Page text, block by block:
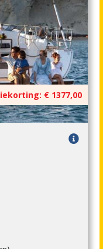
€ 1377,00